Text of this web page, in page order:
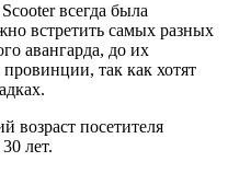
всегда была
встретить самых разных
авангарда, до их
так как хотят
возраст посетителя
лет.